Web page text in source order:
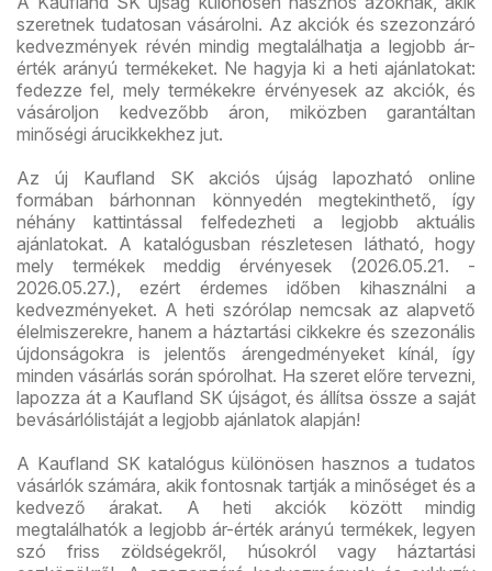
szeretnek tudatosan vásárolni. Az akciók és szezonzáró
kedvezmények révén mindig megtalálhatja a legjobb ár-
érték arányú termékeket. Ne hagyja ki a heti ajánlatokat:
fedezze fel, mely termékekre érvényesek az akciók, és
vásároljon kedvezőbb áron, miközben garantáltan
minőségi árucikkekhez jut.
Az új Kaufland SK akciós újság lapozható online
formában bárhonnan könnyedén megtekinthető, így
néhány kattintással felfedezheti a legjobb aktuális
ajánlatokat. A katalógusban részletesen látható, hogy
mely termékek meddig érvényesek (2026.05.21. -
2026.05.27.), ezért érdemes időben kihasználni a
kedvezményeket. A heti szórólap nemcsak az alapvető
élelmiszerekre, hanem a háztartási cikkekre és szezonális
újdonságokra is jelentős árengedményeket kínál, így
minden vásárlás során spórolhat. Ha szeret előre tervezni,
lapozza át a Kaufland SK újságot, és állítsa össze a saját
bevásárlólistáját a legjobb ajánlatok alapján!
A Kaufland SK katalógus különösen hasznos a tudatos
vásárlók számára, akik fontosnak tartják a minőséget és a
kedvező árakat. A heti akciók között mindig
megtalálhatók a legjobb ár-érték arányú termékek, legyen
szó friss zöldségekről, húsokról vagy háztartási